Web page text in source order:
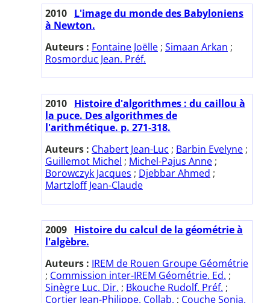
2010 L'image du monde des Babyloniens
à Newton.
Auteurs : Fontaine Joëlle ; Simaan Arkan ;
Rosmorduc Jean. Préf.
2010 Histoire d'algorithmes : du caillou à
la puce. Des algorithmes de
l'arithmétique. p. 271-318.
Auteurs : Chabert Jean-Luc ; Barbin Evelyne ;
Guillemot Michel ; Michel-Pajus Anne ;
Borowczyk Jacques ; Djebbar Ahmed ;
Martzloff Jean-Claude
2009 Histoire du calcul de la géométrie à
l'algèbre.
Auteurs : IREM de Rouen Groupe Géométrie
; Commission inter-IREM Géométrie. Ed. ;
Sinègre Luc. Dir. ; Bkouche Rudolf. Préf. ;
Cortier Jean-Philippe. Collab. ; Couche Sonia.